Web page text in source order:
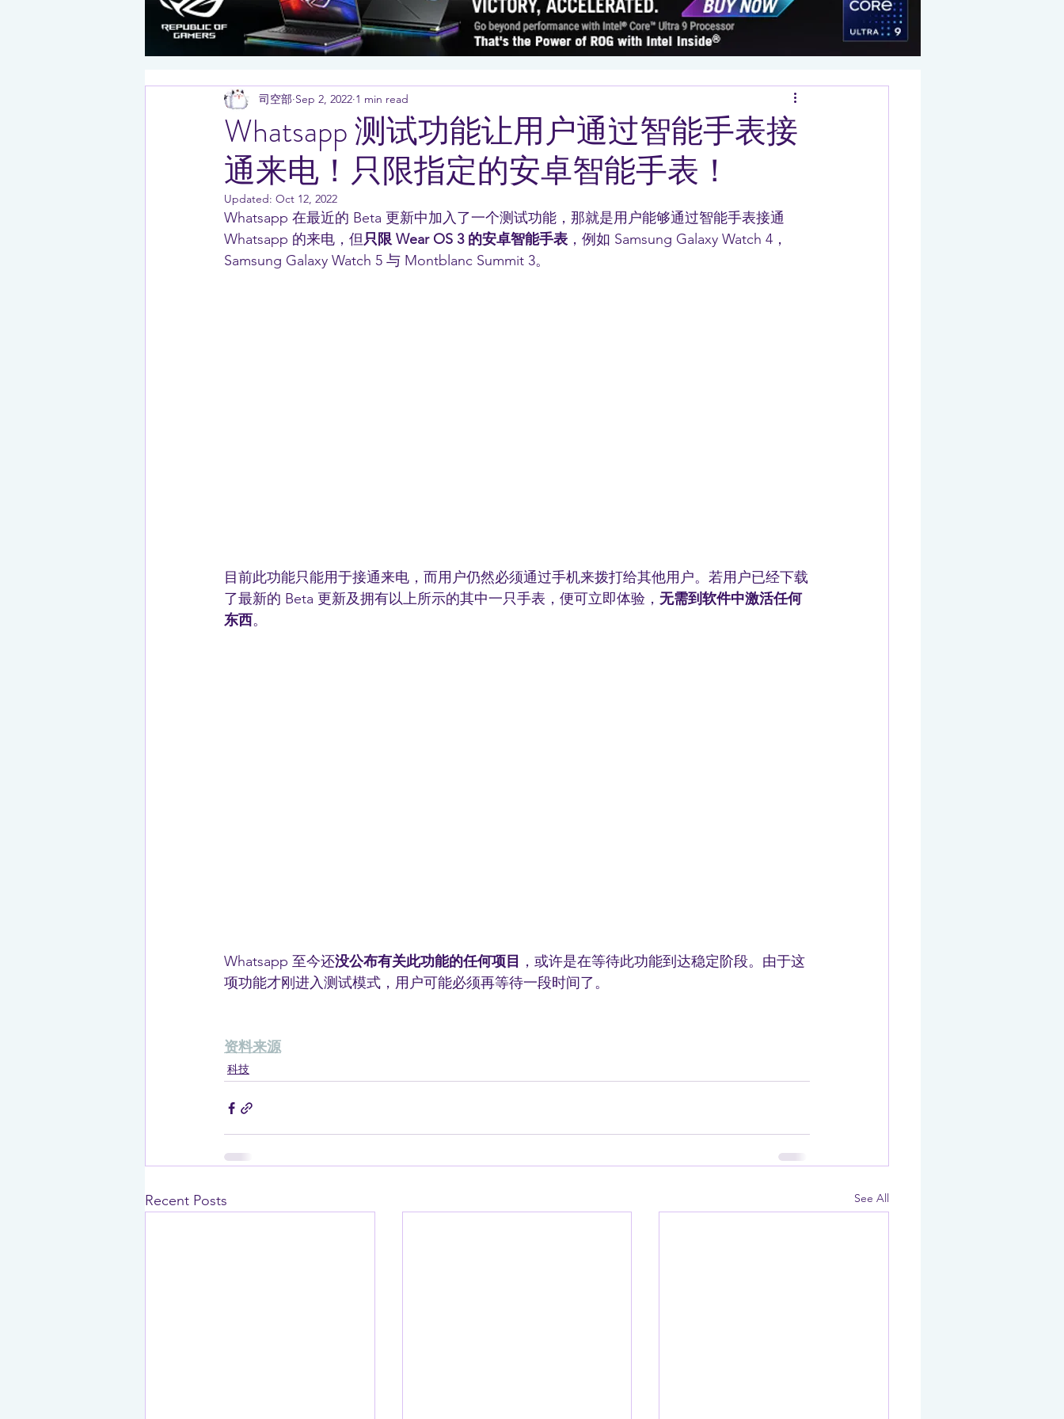
Whatsapp 测试功能让用户通过智能手表接
通来电！只限指定的安卓智能手表！
司空部 Sep 2, 2022 1 min read
Updated: Oct 12, 2022
Whatsapp 在最近的 Beta 更新中加入了一个测试功能，那就是用户能够通过智能手表接通
Whatsapp 的来电，但只限 Wear OS 3 的安卓智能手表 ，例如 Samsung Galaxy Watch 4，
Samsung Galaxy Watch 5 与 Montblanc Summit 3。
目前此功能只能用于接通来电，而用户仍然必须通过手机来拨打给其他用户。若用户已经下载
了最新的 Beta 更新及拥有以上所示的其中一只手表，便可立即体验， 无需到软件中激活任何
东西。
Whatsapp 至今还没公布有关此功能的任何项目 ，或许是在等待此功能到达稳定阶段。由于这
项功能才刚进入测试模式，用户可能必须再等待一段时间了。
资料来源
科技
Recent Posts See All